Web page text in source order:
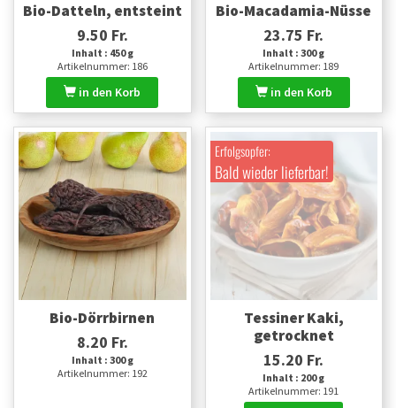
Bio-Datteln, entsteint
9.50 Fr.
Inhalt : 450 g
Artikelnummer: 186
in den Korb
Bio-Macadamia-Nüsse
23.75 Fr.
Inhalt : 300 g
Artikelnummer: 189
in den Korb
Bio-Dörrbirnen
8.20 Fr.
Inhalt : 300 g
Artikelnummer: 192
Erfolgsopfer:
Bald wieder lieferbar!
Tessiner Kaki,
getrocknet
15.20 Fr.
Inhalt : 200 g
Artikelnummer: 191